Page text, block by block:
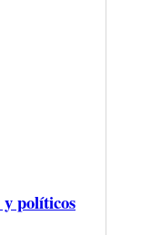
y políticos